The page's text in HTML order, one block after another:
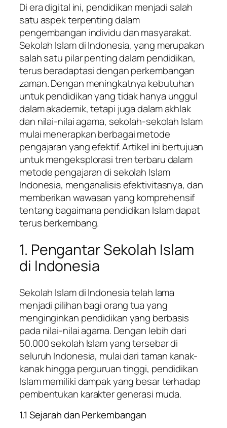
Di era digital ini, pendidikan menjadi salah
satu aspek terpenting dalam
pengembangan individu dan masyarakat.
Sekolah Islam di Indonesia, yang merupakan
salah satu pilar penting dalam pendidikan,
terus beradaptasi dengan perkembangan
zaman. Dengan meningkatnya kebutuhan
untuk pendidikan yang tidak hanya unggul
dalam akademik, tetapi juga dalam akhlak
dan nilai-nilai agama, sekolah-sekolah Islam
mulai menerapkan berbagai metode
pengajaran yang efektif. Artikel ini bertujuan
untuk mengeksplorasi tren terbaru dalam
metode pengajaran di sekolah Islam
Indonesia, menganalisis efektivitasnya, dan
memberikan wawasan yang komprehensif
tentang bagaimana pendidikan Islam dapat
terus berkembang.
1. Pengantar Sekolah Islam
di Indonesia
Sekolah Islam di Indonesia telah lama
menjadi pilihan bagi orang tua yang
menginginkan pendidikan yang berbasis
pada nilai-nilai agama. Dengan lebih dari
50.000 sekolah Islam yang tersebar di
seluruh Indonesia, mulai dari taman kanak-
kanak hingga perguruan tinggi, pendidikan
Islam memiliki dampak yang besar terhadap
pembentukan karakter generasi muda.
1.1 Sejarah dan Perkembangan